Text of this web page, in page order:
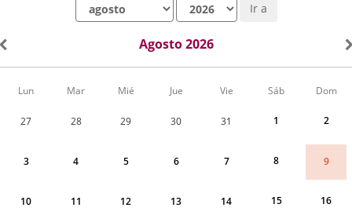
Ir a
Agosto 2026
Calendario
correspondiente
Lun Mar Mié Jue Vie Sáb Dom
27 28 29 30 31 1 2
3 4 5 6 7 8 9
10 11 12 13 14 15 16